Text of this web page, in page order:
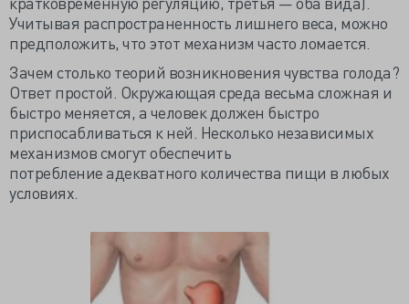
Учитывая распространенность лишнего веса, можно
предположить, что этот механизм часто ломается.
Зачем столько теорий возникновения чувства голода?
Ответ простой. Окружающая среда весьма сложная и
быстро меняется, а человек должен быстро
приспосабливаться к ней. Несколько независимых
механизмов смогут обеспечить
потребление адекватного количества пищи в любых
условиях.